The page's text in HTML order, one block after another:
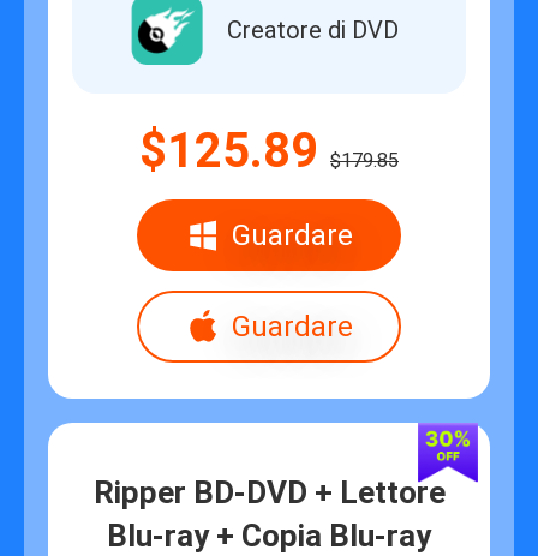
Creatore di DVD
$125.89 $179.85
Guardare
Guardare
Ripper BD-DVD + Lettore
Blu-ray + Copia Blu-ray